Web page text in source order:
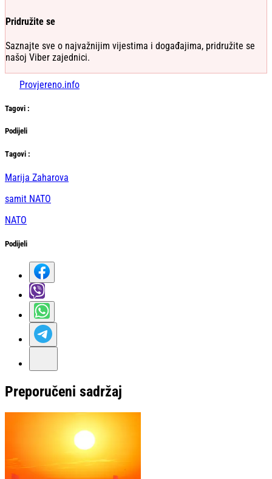
Pridružite se
Saznajte sve o najvažnijim vijestima i događajima, pridružite se
našoj Viber zajednici.
Provjereno.info
Tagovi :
Podijeli
Тagovi :
Marija Zaharova
samit NATO
NATO
Podijeli
Preporučeni sadržaj